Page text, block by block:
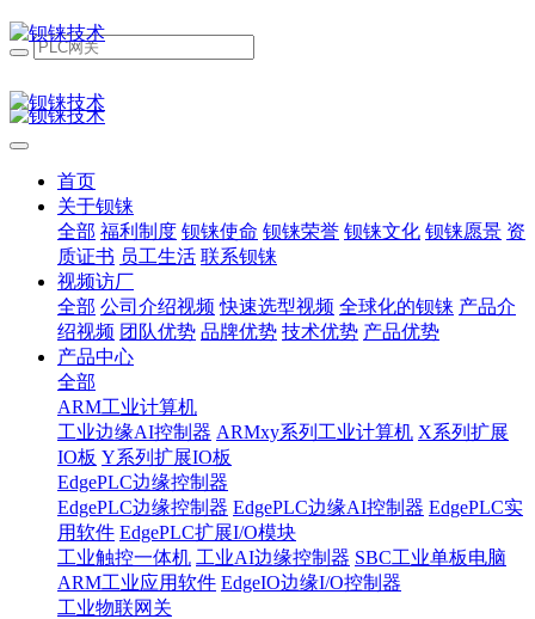
首页
关于钡铼
全部 福利制度 钡铼使命 钡铼荣誉 钡铼文化 钡铼愿景 资
质证书 员工生活 联系钡铼
视频访厂
全部 公司介绍视频 快速选型视频 全球化的钡铼 产品介
绍视频 团队优势 品牌优势 技术优势 产品优势
产品中心
全部
ARM工业计算机
工业边缘AI控制器 ARMxy系列工业计算机 X系列扩展
IO板 Y系列扩展IO板
EdgePLC边缘控制器
EdgePLC边缘控制器 EdgePLC边缘AI控制器 EdgePLC实
用软件 EdgePLC扩展I/O模块
工业触控一体机 工业AI边缘控制器 SBC工业单板电脑
ARM工业应用软件 EdgeIO边缘I/O控制器
工业物联网关